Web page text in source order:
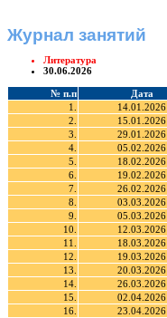
Журнал занятий
Литература
30.06.2026
№ п.п Дата
1.
14.01.2026
2.
15.01.2026
3.
29.01.2026
4.
05.02.2026
5.
18.02.2026
6.
19.02.2026
7.
26.02.2026
8.
03.03.2026
9.
05.03.2026
10.
12.03.2026
11.
18.03.2026
12.
19.03.2026
13.
20.03.2026
14.
26.03.2026
15.
02.04.2026
16.
23.04.2026